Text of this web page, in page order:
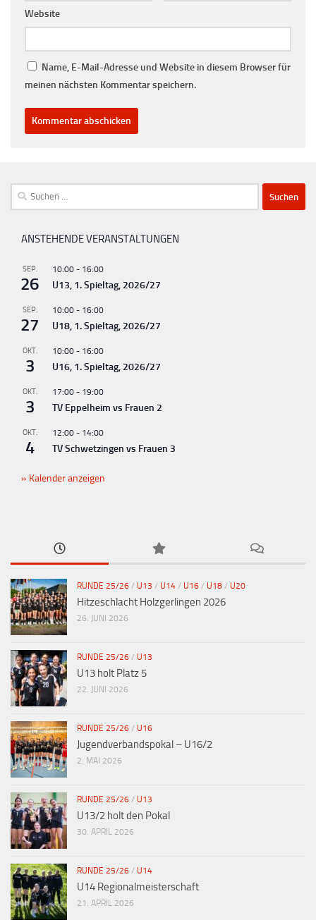
Website
Name, E-Mail-Adresse und Website in diesem Browser für
meinen nächsten Kommentar speichern.
Suchen
nach:
ANSTEHENDE VERANSTALTUNGEN
SEP.
26
10:00 - 16:00
U13, 1. Spieltag, 2026/27
SEP.
27
10:00 - 16:00
U18, 1. Spieltag, 2026/27
OKT.
3
10:00 - 16:00
U16, 1. Spieltag, 2026/27
OKT.
3
17:00 - 19:00
TV Eppelheim vs Frauen 2
OKT.
4
12:00 - 14:00
TV Schwetzingen vs Frauen 3
Kalender anzeigen
RUNDE 25/26 / U13 / U14 / U16 / U18 / U20
Hitzeschlacht Holzgerlingen 2026
26. JUNI 2026
RUNDE 25/26 / U13
U13 holt Platz 5
22. JUNI 2026
RUNDE 25/26 / U16
Jugendverbandspokal – U16/2
2. MAI 2026
RUNDE 25/26 / U13
U13/2 holt den Pokal
30. APRIL 2026
RUNDE 25/26 / U14
U14 Regionalmeisterschaft
21. APRIL 2026